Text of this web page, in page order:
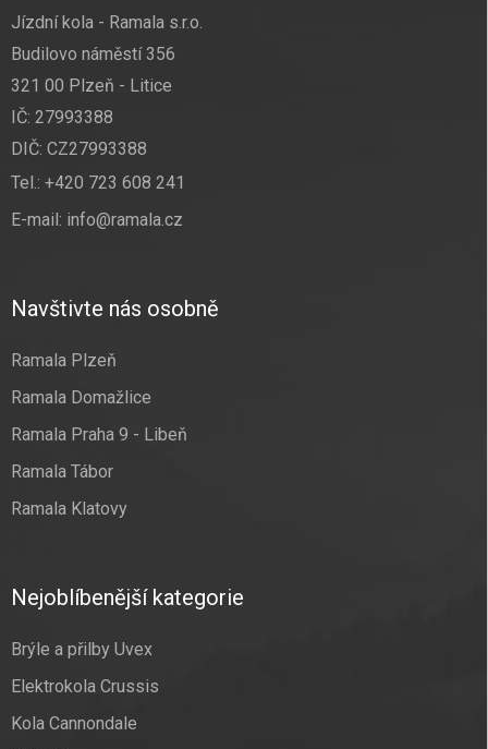
Jízdní kola - Ramala s.r.o.
Budilovo náměstí 356
321 00 Plzeň - Litice
IČ: 27993388
DIČ: CZ27993388
Tel.: +420 723 608 241
E-mail: info@ramala.cz
Navštivte nás osobně
Ramala Plzeň
Ramala Domažlice
Ramala Praha 9 - Libeň
Ramala Tábor
Ramala Klatovy
Nejoblíbenější kategorie
Brýle a přilby Uvex
Elektrokola Crussis
Kola Cannondale